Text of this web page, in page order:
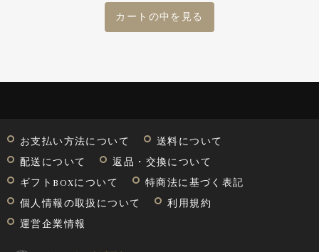
カートの中を見る
お支払い方法について
送料について
配送について
返品・交換について
ギフトBOXについて
特商法に基づく表記
個人情報の取扱について
利用規約
運営企業情報